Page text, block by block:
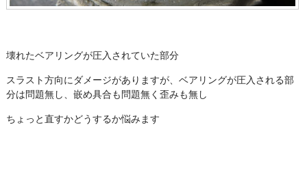
壊れたベアリングが圧入されていた部分
スラスト方向にダメージがありますが、ベアリングが圧入される部
分は問題無し、嵌め具合も問題無く歪みも無し
ちょっと直すかどうするか悩みます